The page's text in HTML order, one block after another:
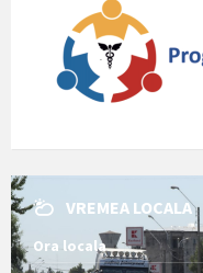
VREMEA LOCALA
Ora locala